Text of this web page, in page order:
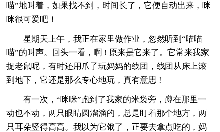
喵”地叫着，如果找不到，时间长了，它便自动出来，咪
咪很可爱吧！
星期天上午，我正在家里做作业，忽然听到“喵喵
喵”的叫声。回头一看，啊 ! 原来是它来了。它常来我家
捉老鼠呢，有时还用爪子玩妈妈的线团，线团从床上滚
到地下，它还是那么专心地玩，真有意思 !
有一次，“咪咪”跑到了我家的米袋旁，蹲在那里一
动也不动，两只眼睛圆溜溜的，总是盯着那个地方，两
只耳朵竖得高高。我以为它饿了，正要去拿点吃的，妈